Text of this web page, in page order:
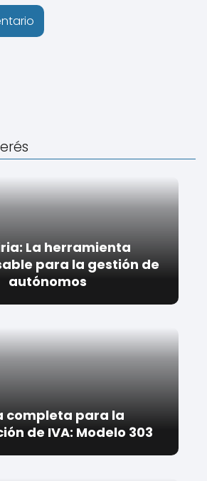
La herramienta
para la gestión de
autónomos
completa para la
de IVA: Modelo 303